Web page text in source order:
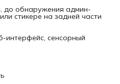
обнаружения админ-
стикере на задней части
интерфейс, сенсорный